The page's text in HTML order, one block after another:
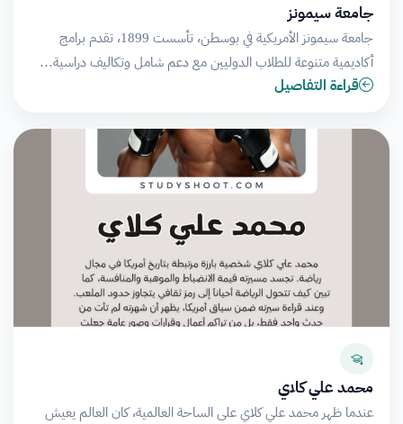
جامعة سيمونز
جامعة سيمونز الأمريكية في بوسطن، تأسست 1899، تقدم برامج
أكاديمية متنوعة للطلاب الدوليين مع دعم شامل وتكاليف دراسية…
قراءة التفاصيل
محمد علي كلاي
عندما ظهر محمد علي كلاي على الساحة العالمية، كان العالم يعيش